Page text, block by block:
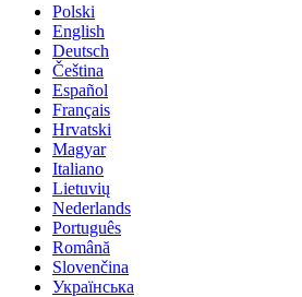
Polski
English
Deutsch
Čeština
Español
Français
Hrvatski
Magyar
Italiano
Lietuvių
Nederlands
Português
Română
Slovenčina
Українська